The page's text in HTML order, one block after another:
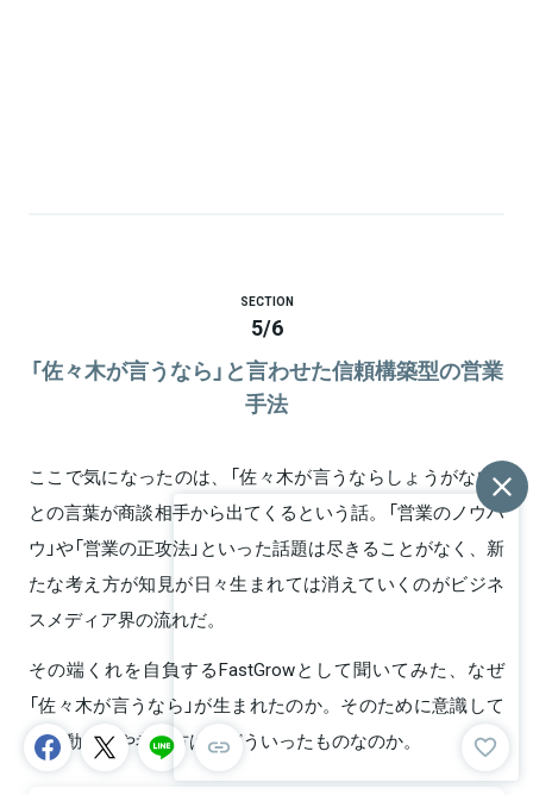
SECTION
5/6
「佐々木が言うなら」と言わせた信頼構築型の営業
手法
ここで気になったのは、「佐々木が言うならしょうがない」
との言葉が商談相手から出てくるという話。「営業のノウハ
ウ」や「営業の正攻法」といった話題は尽きることがなく、新
たな考え方が知見が日々生まれては消えていくのがビジネ
スメディア界の流れだ。
その端くれを自負するFastGrowとして聞いてみた、なぜ
「佐々木が言うなら」が生まれたのか。そのために意識して
いる動き方や考え方は、どういったものなのか。